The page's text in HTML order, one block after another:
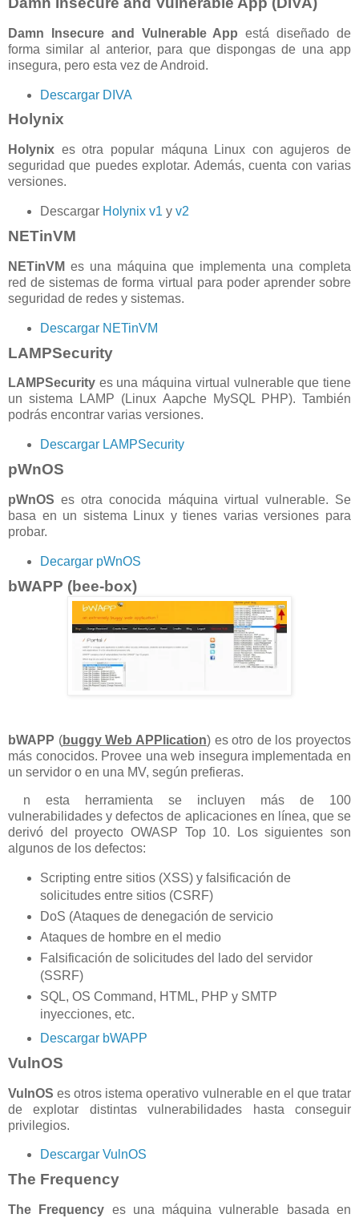
Damn Insecure and Vulnerable App está diseñado de
forma similar al anterior, para que dispongas de una app
insegura, pero esta vez de Android.
Descargar DIVA
Holynix
Holynix es otra popular máquna Linux con agujeros de
seguridad que puedes explotar. Además, cuenta con varias
versiones.
Descargar Holynix v1 y v2
NETinVM
NETinVM es una máquina que implementa una completa
red de sistemas de forma virtual para poder aprender sobre
seguridad de redes y sistemas.
Descargar NETinVM
LAMPSecurity
LAMPSecurity es una máquina virtual vulnerable que tiene
un sistema LAMP (Linux Aapche MySQL PHP). También
podrás encontrar varias versiones.
Descargar LAMPSecurity
pWnOS
pWnOS es otra conocida máquina virtual vulnerable. Se
basa en un sistema Linux y tienes varias versiones para
probar.
Decargar pWnOS
bWAPP (bee-box)
bWAPP (buggy Web APPlication) es otro de los proyectos
más conocidos. Provee una web insegura implementada en
un servidor o en una MV, según prefieras.
n esta herramienta se incluyen más de 100
vulnerabilidades y defectos de aplicaciones en línea, que se
derivó del proyecto OWASP Top 10. Los siguientes son
algunos de los defectos:
Scripting entre sitios (XSS) y falsificación de
solicitudes entre sitios (CSRF)
DoS (Ataques de denegación de servicio
Ataques de hombre en el medio
Falsificación de solicitudes del lado del servidor
(SSRF)
SQL, OS Command, HTML, PHP y SMTP
inyecciones, etc.
Descargar bWAPP
VulnOS
VulnOS es otros istema operativo vulnerable en el que tratar
de explotar distintas vulnerabilidades hasta conseguir
privilegios.
Descargar VulnOS
The Frequency
The Frequency es una máquina vulnerable basada en